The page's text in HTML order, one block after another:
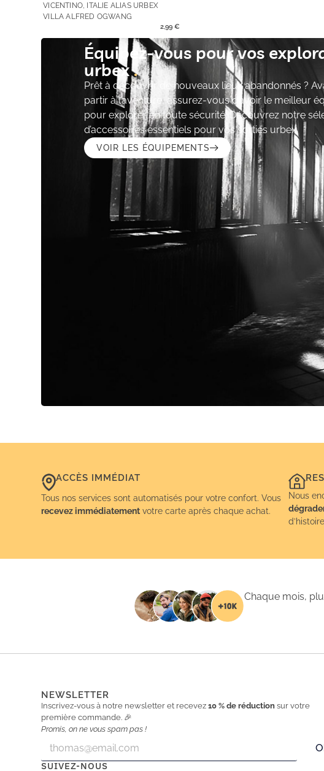
VICENTINO, ITALIE ALIAS URBEX
VILLA ALFRED OGWANG
2,99€
Équipez-vous pour vos
urbex
Prêt à découvrir de nouveaux lieux abandonnés ?
partir à l’aventure, assurez-vous d’avoir le meilleur
pour explorer en toute sécurité. Découvrez notre
d’accessoires essentiels pour vos sorties urbex.
VOIR LES ÉQUIPEMENTS
ACCÈS IMMÉDIAT
Tous nos services sont automatisés pour votre confort. Vous
recevez immédiatement votre carte après chaque achat.
Nous
Chaque mois,
NEWSLETTER
Inscrivez-vous à notre newsletter et recevez10 % de réduction sur votre
première commande. 🎉
Promis, on ne vous spam pas !
a
a
SUIVEZ-NOUS